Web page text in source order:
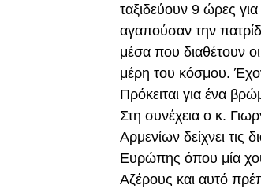
ταξιδεύουν 9 ώρες
αγαπούσαν την
μέσα που διαθέτουν
μέρη του κόσμου.
Πρόκειται για ένα
Στη συνέχεια ο κ.
Αρμενίων δείχνει τις
Ευρώπης όπου μία
Αζέρους και αυτό